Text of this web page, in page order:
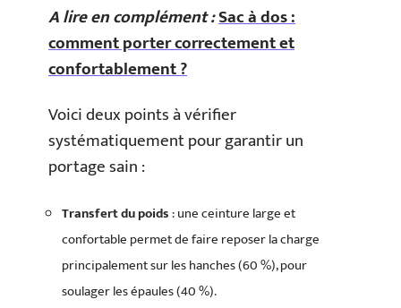
A lire en complément :Sac à dos :
comment porter correctement et
confortablement ?
Voici deux points à vérifier
systématiquement pour garantir un
portage sain :
Transfert du poids: une ceinture large et
confortable permet de faire reposer la charge
principalement sur les hanches (60 %), pour
soulager les épaules (40 %).